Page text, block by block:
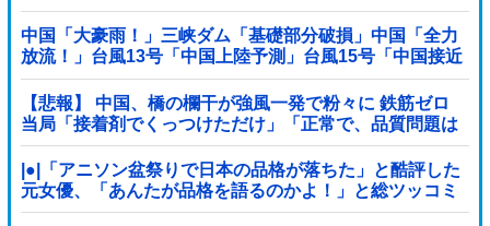
中国「大豪雨！」三峡ダム「基礎部分破損」中国「全力
放流！」台風13号「中国上陸予測」台風15号「中国接近
（画像」中国「台風同時上陸！（穀物生産が壊滅危機」
→
【悲報】 中国、橋の欄干が強風一発で粉々に 鉄筋ゼロ
当局「接着剤でくっつけただけ」「正常で、品質問題は
ない」
|●|「アニソン盆祭りで日本の品格が落ちた」と酷評した
元女優、「あんたが品格を語るのかよ！」と総ツッコミ
を食らってしまい……